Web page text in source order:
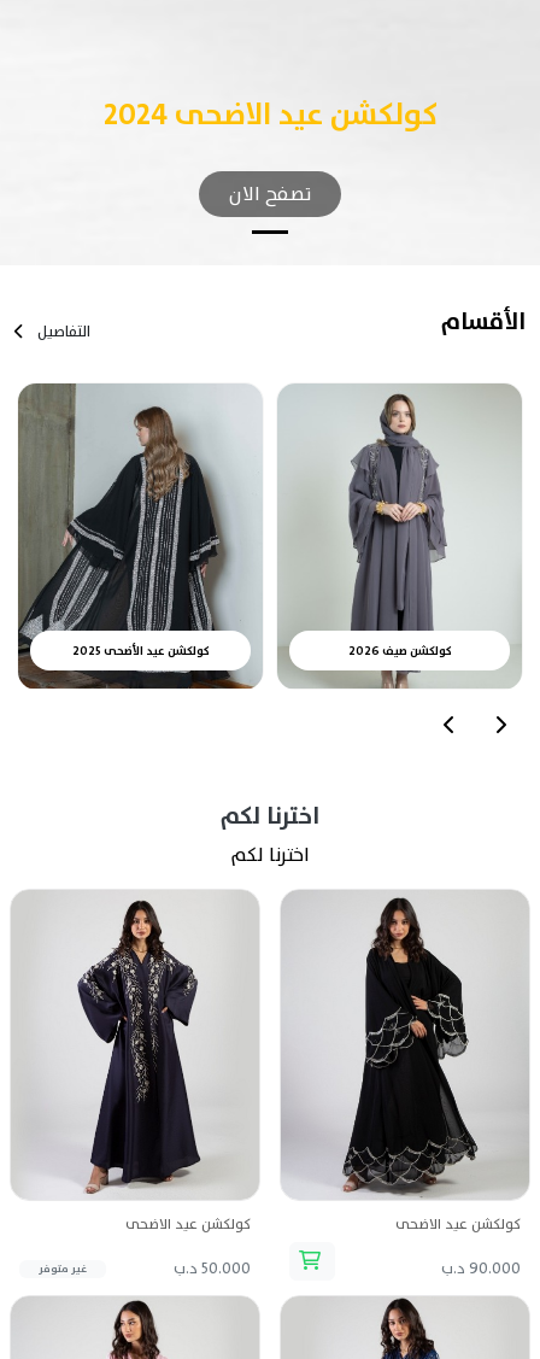
كولكشن عيد الاضحى 2024
تصفح الان
الأقسام التفاصيل
كولكشن صيف 2026 كولكشن عيد الأضحى 2025
اخترنا لكم
اخترنا لكم
كولكشن عيد الاضحى
90.000 د.ب
كولكشن عيد الاضحى
50.000 د.ب غير متوفر